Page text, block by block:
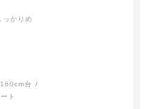
っかりめ
160cm台
ト